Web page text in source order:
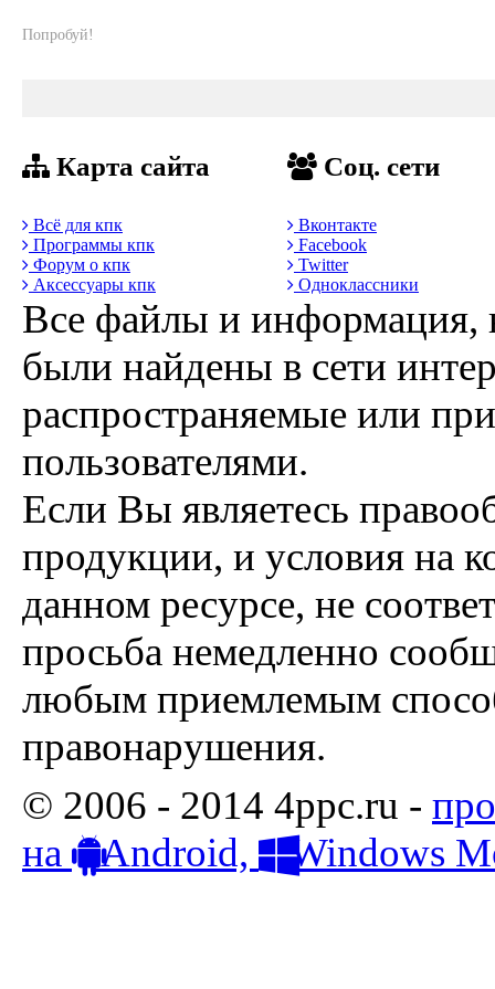
Попробуй!
Карта сайта
Всё для кпк
Программы кпк
Форум о кпк
Аксессуары кпк
Соц. сети
Вконтакте
Facebook
Twitter
Одноклассники
Все файлы и информация,
были найдены в сети
распространяемые или
пользователями.
Если Вы являетесь
продукции, и условия на
данном ресурсе, не
просьба немедленно
любым приемлемым
правонарушения.
© 2006 - 2014 4ppc.ru -
на
Android, Windows